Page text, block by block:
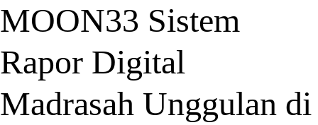
MOON33 Sistem
Rapor Digital
Madrasah Unggulan di